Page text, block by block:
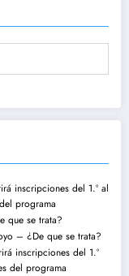
inscripciones del 1.º al
programa
que se trata?
– ¿De que se trata?
inscripciones del 1.º
del programa